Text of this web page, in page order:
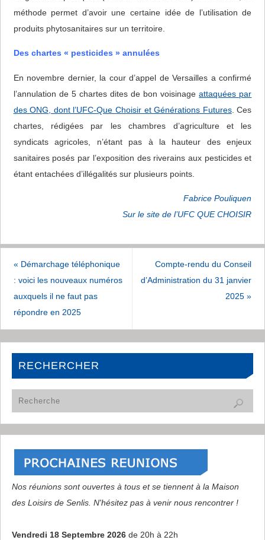
méthode permet d’avoir une certaine idée de l’utilisation de
produits phytosanitaires sur un territoire.
Des chartes « pesticides » annulées
En novembre dernier, la cour d’appel de Versailles a confirmé
l’annulation de 5 chartes dites de bon voisinageattaquées par
des ONG, dont l’UFC-Que Choisir et Générations Futures. Ces
chartes, rédigées par les chambres d’agriculture et les
syndicats agricoles, n’étant pas à la hauteur des enjeux
sanitaires posés par l’exposition des riverains aux pesticides et
étant entachées d’illégalités sur plusieurs points.
Fabrice Pouliquen
Sur le site de l’UFC QUE CHOISIR
« Démarchage téléphonique
: voici les nouveaux numéros
auxquels il ne faut pas
répondre en 2025
Compte-rendu du Conseil
d’Administration du 31 janvier
2025»
RECHERCHER
Nos réunions sont ouvertes à tous et se tiennent à la Maison
des Loisirs de Senlis. N'hésitez pas à venir nous rencontrer !
Vendredi 18 Septembre 2026de 20h à 22h